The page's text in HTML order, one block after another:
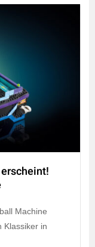
Machine
Klassiker in